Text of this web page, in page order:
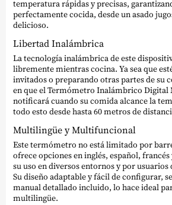
temperatura rápidas y precisas,
perfectamente cocida, desde un asado
delicioso.
Libertad Inalámbrica
La tecnología inalámbrica de este
libremente mientras cocina. Ya sea que
invitados o preparando otras partes de su
en que el Termómetro Inalámbrico Digital
notificará cuando su comida alcance la
todo esto desde hasta 60 metros de
Multilingüe y Multifuncional
Este termómetro no está limitado por
ofrece opciones en inglés, español,
su uso en diversos entornos y por usuarios
Su diseño adaptable y fácil de configurar,
manual detallado incluido, lo hace ideal
multilingüe.